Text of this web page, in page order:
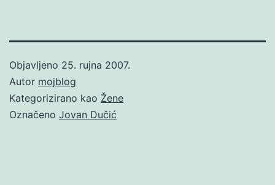
Objavljeno 25. rujna 2007.
Autor mojblog
Kategorizirano kao Žene
Označeno Jovan Dučić